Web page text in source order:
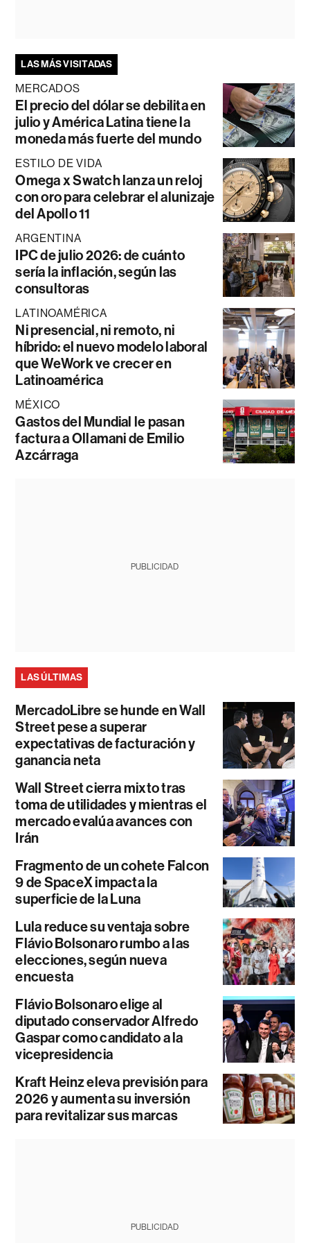
LAS MÁS VISITADAS
MERCADOS
El precio del dólar se debilita en
julio y América Latina tiene la
moneda más fuerte del mundo
ESTILO DE VIDA
Omega x Swatch lanza un reloj
con oro para celebrar el alunizaje
del Apollo 11
ARGENTINA
IPC de julio 2026: de cuánto
sería la inflación, según las
consultoras
LATINOAMÉRICA
Ni presencial, ni remoto, ni
híbrido: el nuevo modelo laboral
que WeWork ve crecer en
Latinoamérica
MÉXICO
Gastos del Mundial le pasan
factura a Ollamani de Emilio
Azcárraga
PUBLICIDAD
LAS ÚLTIMAS
MercadoLibre se hunde en Wall
Street pese a superar
expectativas de facturación y
ganancia neta
Wall Street cierra mixto tras
toma de utilidades y mientras el
mercado evalúa avances con
Irán
Fragmento de un cohete Falcon
9 de SpaceX impacta la
superficie de la Luna
Lula reduce su ventaja sobre
Flávio Bolsonaro rumbo a las
elecciones, según nueva
encuesta
Flávio Bolsonaro elige al
diputado conservador Alfredo
Gaspar como candidato a la
vicepresidencia
Kraft Heinz eleva previsión para
2026 y aumenta su inversión
para revitalizar sus marcas
PUBLICIDAD